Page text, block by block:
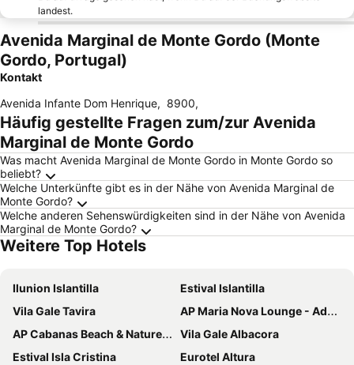
landest.
Avenida Marginal de Monte Gordo (Monte
Gordo, Portugal)
Kontakt
Avenida Infante Dom Henrique, 8900,
Häufig gestellte Fragen zum/zur Avenida
Marginal de Monte Gordo
Was macht Avenida Marginal de Monte Gordo in Monte Gordo so
beliebt?
Welche Unterkünfte gibt es in der Nähe von Avenida Marginal de
Monte Gordo?
Welche anderen Sehenswürdigkeiten sind in der Nähe von Avenida
Marginal de Monte Gordo?
Weitere Top Hotels
Ilunion Islantilla
Estival Islantilla
Vila Gale Tavira
AP Maria Nova Lounge - Adults Friendly
AP Cabanas Beach & Nature - Adults Friendly
Vila Gale Albacora
Estival Isla Cristina
Eurotel Altura